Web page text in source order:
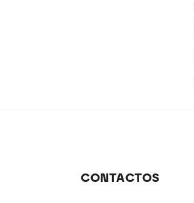
CONTACTOS